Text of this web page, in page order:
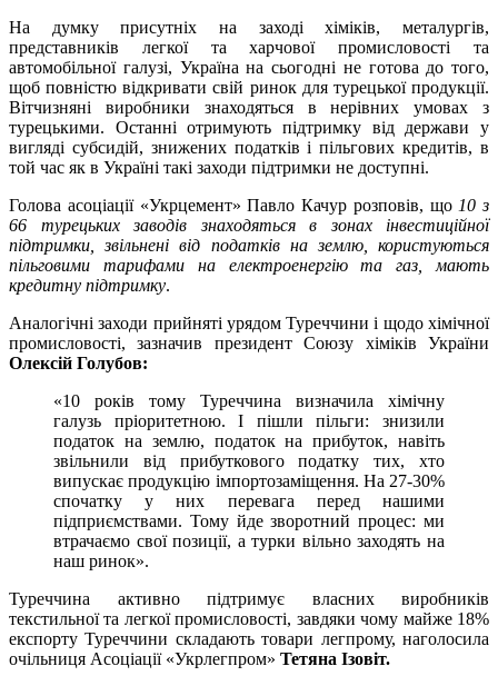
На думку присутніх на заході хіміків, металургів,
представників легкої та харчової промисловості та
автомобільної галузі, Україна на сьогодні не готова до того,
щоб повністю відкривати свій ринок для турецької продукції.
Вітчизняні виробники знаходяться в нерівних умовах з
турецькими. Останні отримують підтримку від держави у
вигляді субсидій, знижених податків і пільгових кредитів, в
той час як в Україні такі заходи підтримки не доступні.
Голова асоціації «Укрцемент» Павло Качур розповів, що 10 з
66 турецьких заводів знаходяться в зонах інвестиційної
підтримки, звільнені від податків на землю, користуються
пільговими тарифами на електроенергію та газ, мають
кредитну підтримку.
Аналогічні заходи прийняті урядом Туреччини і щодо хімічної
промисловості, зазначив президент Союзу хіміків України
Олексій Голубов:
«10 років тому Туреччина визначила хімічну
галузь пріоритетною. І пішли пільги: знизили
податок на землю, податок на прибуток, навіть
звільнили від прибуткового податку тих, хто
випускає продукцію імпортозаміщення. На 27-30%
спочатку у них перевага перед нашими
підприємствами. Тому йде зворотний процес: ми
втрачаємо свої позиції, а турки вільно заходять на
наш ринок».
Туреччина активно підтримує власних виробників
текстильної та легкої промисловості, завдяки чому майже 18%
експорту Туреччини складають товари легпрому, наголосила
очільниця Асоціації «Укрлегпром» Тетяна Ізовіт.